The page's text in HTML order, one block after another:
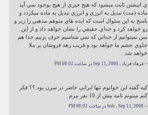
ي انيشتن ثابت ميشود كه هيج جيزي از هيج بوجود نمي آيد
ماده (مت) تبديل به انرزي و انرزي تبديل به ماده ميكردد و
باسخ به اين سئوال است كه ايده هاي متوهم مذهبي را زير و
رو خواهد كرد و خداي حقيقي را نشان خواهد داد و از اين
بس نميتوانيم از خدائي كه نمي شناسيم حرف بزنيم حدا هم
جلوي جشم ما خواهد بود و فريب زهد فروشان بر ملا
خواهد شد .
-- فرهاد-فرياد ، Sep 11, 2008 در ساعت 08:02 PM
کيه گفته اين خوانوم تنها ايرانی حاضر در سرن بود ؟؟ فکر
کنم ميتونم نامه بيش از 10 نفر ببرم
-- bob ، Sep 11, 2008 در ساعت 08:02 PM